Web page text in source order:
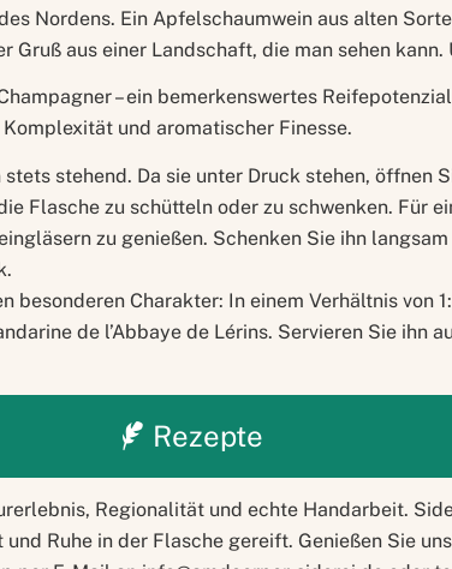
Nordens. Ein Apfelschaumwein aus alten
aus einer Landschaft, die man sehen kann.
– ein bemerkenswertes
und aromatischer Finesse.
stehend. Da sie unter Druck stehen, öffnen
Flasche zu schütteln oder zu schwenken. Für
zu genießen. Schenken Sie ihn
besonderen Charakter: In einem Verhältnis von
de l’Abbaye de Lérins. Servieren Sie ihn
Rezepte
Regionalität und echte Handarbeit.
Ruhe in der Flasche gereift. Genießen Sie